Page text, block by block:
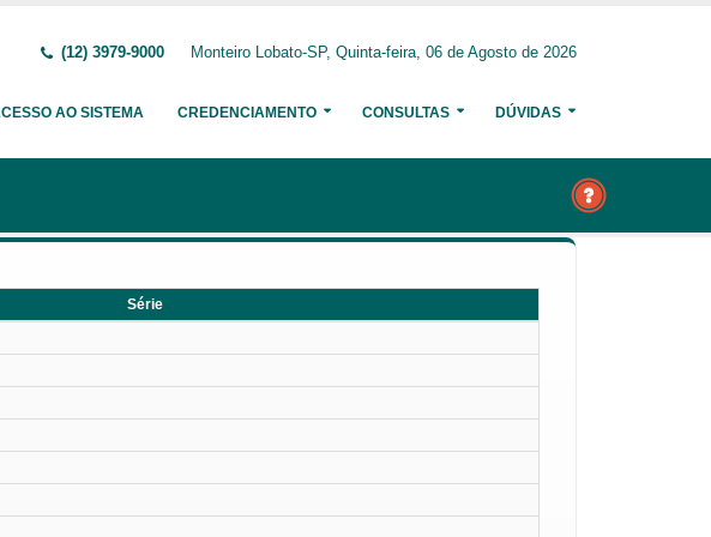
(12) 3979-9000 Monteiro Lobato-SP, Quinta-feira, 06 de Agosto de 2026
AO SISTEMA CREDENCIAMENTO CONSULTAS DÚVIDAS
Série